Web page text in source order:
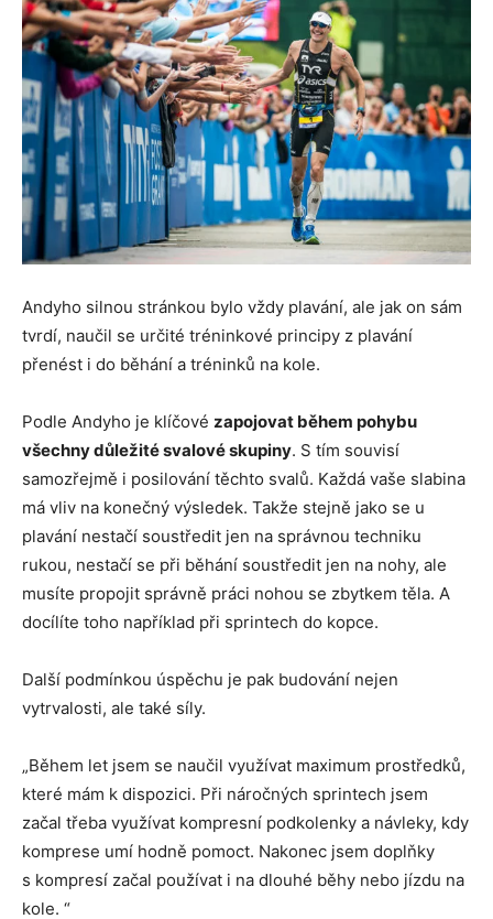
Andyho silnou stránkou bylo vždy plavání, ale jak on sám
tvrdí, naučil se určité tréninkové principy z plavání
přenést i do běhání a tréninků na kole.
Podle Andyho je klíčové zapojovat během pohybu
všechny důležité svalové skupiny. S tím souvisí
samozřejmě i posilování těchto svalů. Každá vaše slabina
má vliv na konečný výsledek. Takže stejně jako se u
plavání nestačí soustředit jen na správnou techniku
rukou, nestačí se při běhání soustředit jen na nohy, ale
musíte propojit správně práci nohou se zbytkem těla. A
docílíte toho například při sprintech do kopce.
Další podmínkou úspěchu je pak budování nejen
vytrvalosti, ale také síly.
„Během let jsem se naučil využívat maximum prostředků,
které mám k dispozici. Při náročných sprintech jsem
začal třeba využívat kompresní podkolenky a návleky, kdy
komprese umí hodně pomoct. Nakonec jsem doplňky
s kompresí začal používat i na dlouhé běhy nebo jízdu na
kole. “